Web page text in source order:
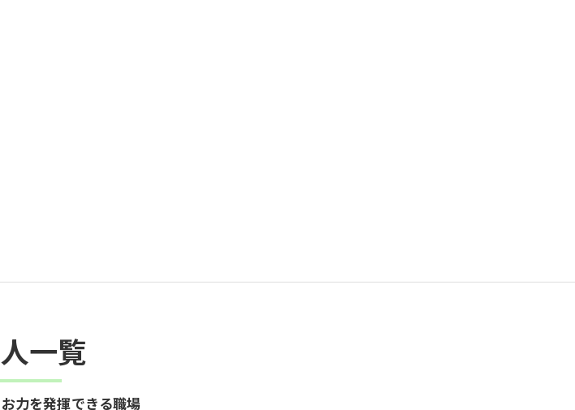
力を発揮できる職場
一覧